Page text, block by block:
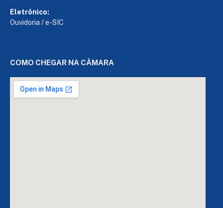
Eletrônico:
Ouvidoria /e-SIC
COMO CHEGAR NA CÂMARA